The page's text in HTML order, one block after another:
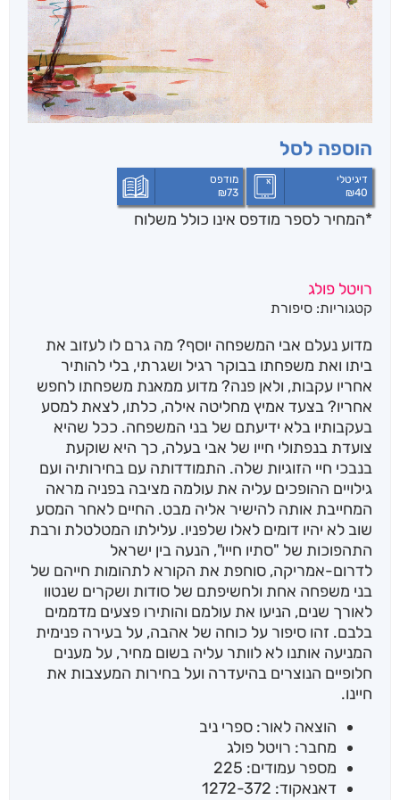
הוספה לסל
דיגיטלי
₪40
מודפס
₪73
*המחיר לספר מודפס אינו כולל משלוח
רויטל פולג
קטגוריות: סיפורת
מדוע נעלם אבי המשפחה יוסף? מה גרם לו לעזוב את
ביתו ואת משפחתו בבוקר רגיל ושגרתי, בלי להותיר
אחריו עקבות, ולאן פנה? מדוע ממאנת משפחתו לחפש
אחריו? בצעד אמיץ מחליטה אילה, כלתו, לצאת למסע
בעקבותיו בלא ידיעתם של בני המשפחה. ככל שהיא
צועדת בנפתולי חייו של אבי בעלה, כך היא שוקעת
בנבכי חיי הזוגיות שלה. התמודדותה עם בחירותיה ועם
גילויים ההופכים עליה את עולמה מציבה בפניה מראה
המחייבת אותה להישיר אליה מבט. החיים לאחר המסע
שוב לא יהיו דומים לאלו שלפניו. עלילתו המטלטלת ורבת
התהפוכות של "סתיו חייו", הנעה בין ישראל
לדרום-אמריקה, סוחפת את הקורא לתהומות חייהם של
בני משפחה אחת ולחשיפתם של סודות ושקרים שנטוו
לאורך שנים, הניעו את עולמם והותירו פצעים מדממים
בלבם. זהו סיפור על כוחה של אהבה, על בעירה פנימית
המניעה אותנו לא לוותר עליה בשום מחיר, על מענים
חלופיים הנוצרים בהיעדרה ועל בחירות המעצבות את
חיינו.
הוצאה לאור: ספרי ניב
מחבר: רויטל פולג
מספר עמודים: 225
דאנאקוד: 1272-372